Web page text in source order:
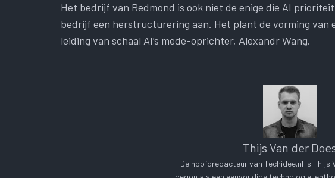
Het bedrijf van Redmond is ook niet de enige die AI
bedrijf een herstructurering aan. Het plant de vorming van
leiding van schaal AI’s mede-oprichter, Alexandr Wang.
Thijs Van der
De hoofdredacteur van Techidee.nl is Thijs